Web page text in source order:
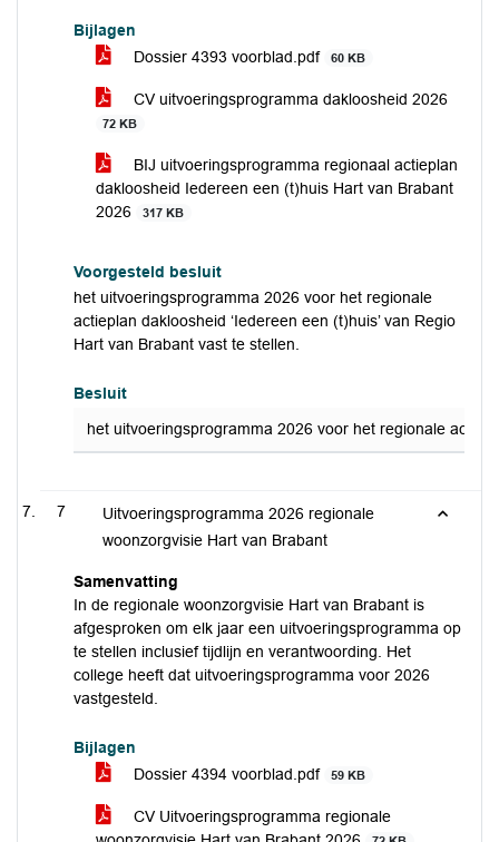
Bijlagen
Dossier 4393 voorblad.pdf
60 KB
CV uitvoeringsprogramma dakloosheid 2026
72 KB
BIJ uitvoeringsprogramma regionaal actieplan
dakloosheid Iedereen een (t)huis Hart van Brabant
2026
317 KB
Voorgesteld besluit
het uitvoeringsprogramma 2026 voor het regionale
actieplan dakloosheid ‘Iedereen een (t)huis’ van Regio
Hart van Brabant vast te stellen.
Besluit
het uitvoeringsprogramma 2026 voor het regionale
7
Uitvoeringsprogramma 2026 regionale
woonzorgvisie Hart van Brabant
Samenvatting
In de regionale woonzorgvisie Hart van Brabant is
afgesproken om elk jaar een uitvoeringsprogramma op
te stellen inclusief tijdlijn en verantwoording. Het
college heeft dat uitvoeringsprogramma voor 2026
vastgesteld.
Bijlagen
Dossier 4394 voorblad.pdf
59 KB
CV Uitvoeringsprogramma regionale